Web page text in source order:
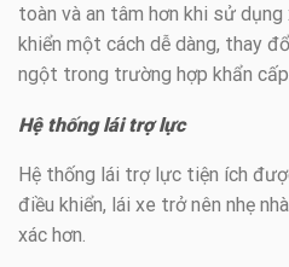
toàn và an tâm hơn khi sử
khiển một cách dễ dàng, thay
ngột trong trường hợp khẩn cấp.
Hệ thống lái trợ lực
Hệ thống lái trợ lực tiện ích
điều khiển, lái xe trở nên nhẹ
xác hơn.